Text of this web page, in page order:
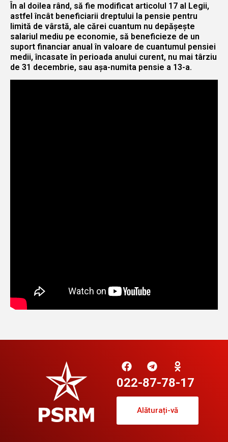
În al doilea rând, să fie modificat articolul 17 al Legii,
astfel încât beneficiarii dreptului la pensie pentru
limită de vârstă, ale cărei cuantum nu depășește
salariul mediu pe economie, să beneficieze de un
suport financiar anual în valoare de cuantumul pensiei
medii, încasate în perioada anului curent, nu mai târziu
de 31 decembrie, sau așa-numita pensie a 13-a.
022-87-78-17
Alăturați-vă